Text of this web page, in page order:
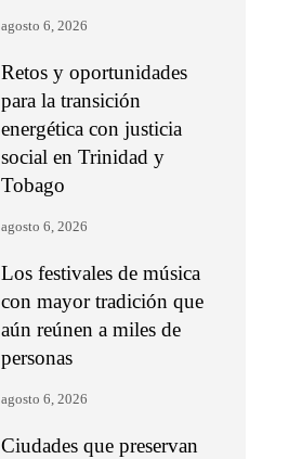
agosto 6, 2026
Retos y oportunidades
para la transición
energética con justicia
social en Trinidad y
Tobago
agosto 6, 2026
Los festivales de música
con mayor tradición que
aún reúnen a miles de
personas
agosto 6, 2026
Ciudades que preservan